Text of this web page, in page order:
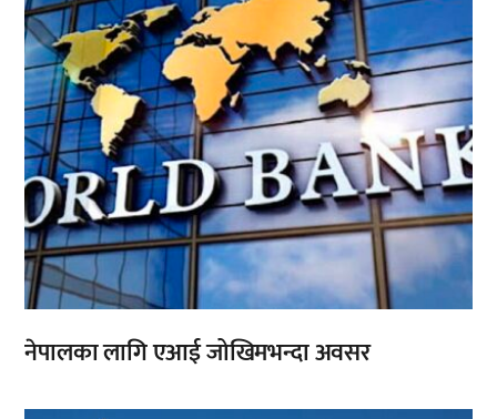
नेपालका लागि एआई जोखिमभन्दा अवसर